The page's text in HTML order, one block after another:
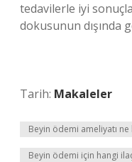
tedavilerle iyi
dokusunun dışında
Tarih: Makaleler
Beyin ödemi ameliyatı
Beyin ödemi için hangi